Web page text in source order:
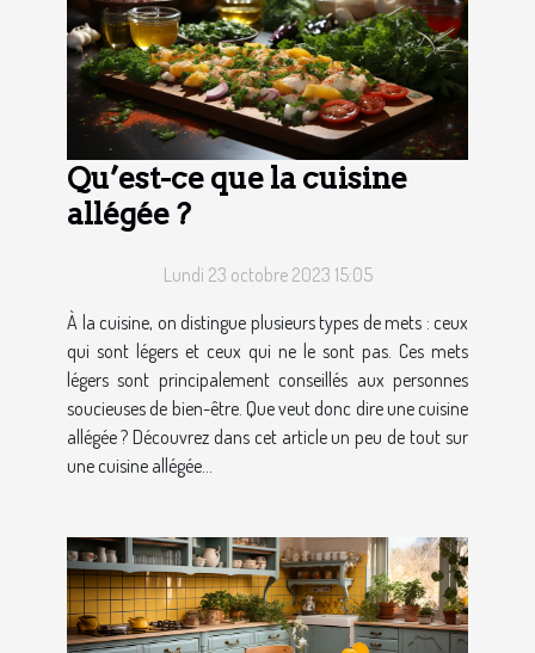
Qu’est-ce que la cuisine
allégée ?
Lundi 23 octobre 2023 15:05
À la cuisine, on distingue plusieurs types de mets : ceux
qui sont légers et ceux qui ne le sont pas. Ces mets
légers sont principalement conseillés aux personnes
soucieuses de bien-être. Que veut donc dire une cuisine
allégée ? Découvrez dans cet article un peu de tout sur
une cuisine allégée...